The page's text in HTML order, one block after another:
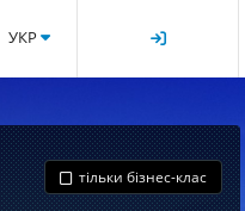
УКР
тільки бізнес-клас